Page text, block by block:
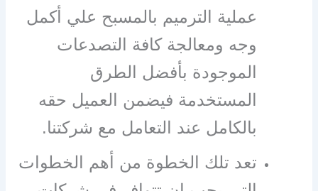
عملية الترميم بالمسبح علي أكمل
وجه ومعالجة كافة التصدعات
الموجودة بأفضل الطرق
المستخدمة فيضمن العميل حقه
بالكامل عند التعامل مع شركتنا.
تعد تلك الخطوة من أهم الخطوات